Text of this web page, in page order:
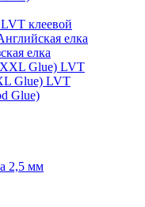
клеевой
елка
елка
Glue) LVT
Glue) LVT
Glue)
2,5 мм